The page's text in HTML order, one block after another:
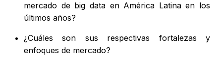
mercado de big data en América Latina en los
últimos años?
¿Cuáles son sus respectivas fortalezas y
enfoques de mercado?